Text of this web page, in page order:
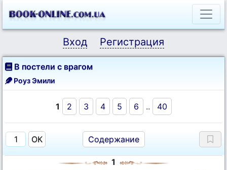
Вход Регистрация
В постели с врагом
Роуз Эмили
1 2 3 4 5 6 .. 40
Содержание
1